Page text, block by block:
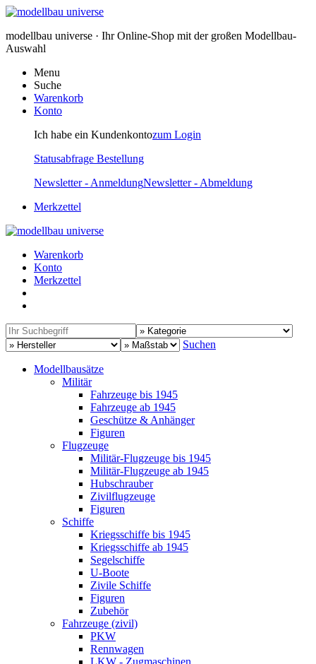
modellbau universe · Ihr Online-Shop mit der großen Modellbau-
Auswahl
Menu
Suche
Warenkorb
Konto
Ich habe ein Kundenkontozum Login
Statusabfrage Bestellung
Newsletter - AnmeldungNewsletter - Abmeldung
Merkzettel
Warenkorb
Konto
Merkzettel
Suchen
Modellbausätze
Militär
Fahrzeuge bis 1945
Fahrzeuge ab 1945
Geschütze & Anhänger
Figuren
Flugzeuge
Militär-Flugzeuge bis 1945
Militär-Flugzeuge ab 1945
Hubschrauber
Zivilflugzeuge
Figuren
Schiffe
Kriegsschiffe bis 1945
Kriegsschiffe ab 1945
Segelschiffe
U-Boote
Zivile Schiffe
Figuren
Zubehör
Fahrzeuge (zivil)
PKW
Rennwagen
LKW - Zugmaschinen